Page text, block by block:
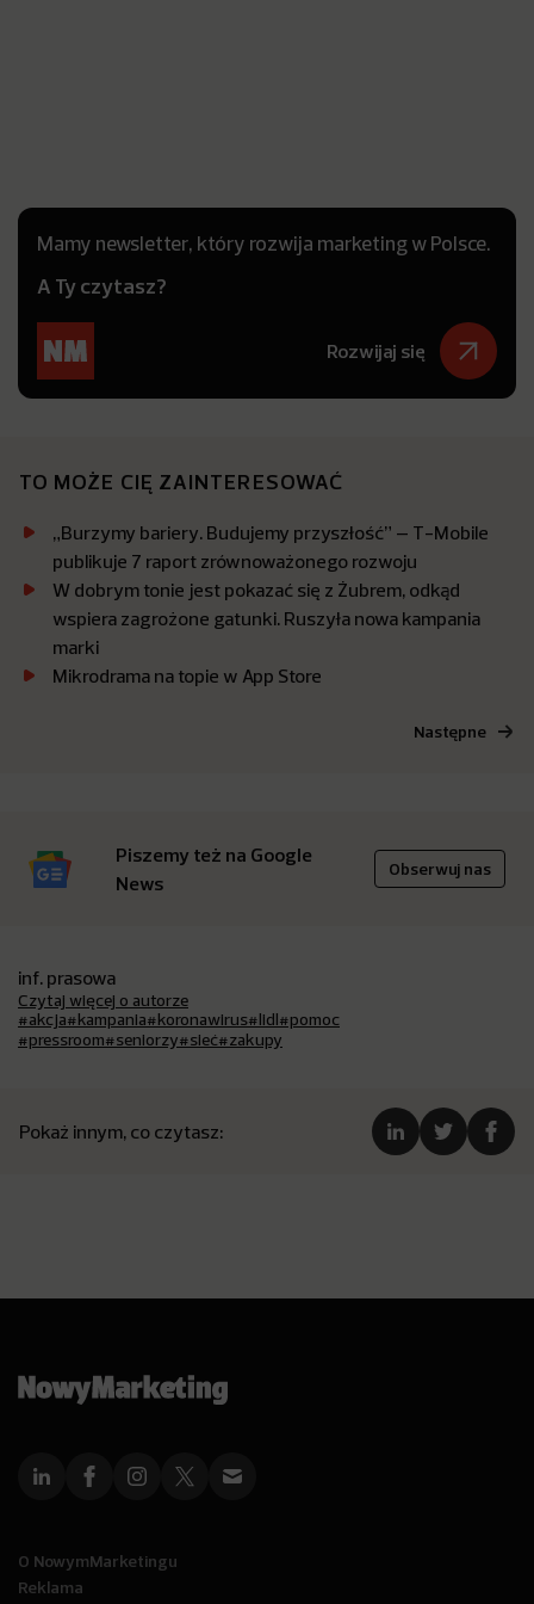
Mamy newsletter, który rozwija marketing w Polsce.
A Ty czytasz?
Rozwijaj się
TO MOŻE CIĘ ZAINTERESOWAĆ
„Burzymy bariery. Budujemy przyszłość” – T-Mobile
publikuje 7 raport zrównoważonego rozwoju
W dobrym tonie jest pokazać się z Żubrem, odkąd
wspiera zagrożone gatunki. Ruszyła nowa kampania
marki
Mikrodrama na topie w App Store
Następne
Piszemy też na Google
News
Obserwuj nas
inf. prasowa
Czytaj więcej o autorze
#akcja#kampania#koronawirus#lidl#pomoc
#pressroom#seniorzy#sieć#zakupy
Pokaż innym, co czytasz:
O NowymMarketingu
Reklama